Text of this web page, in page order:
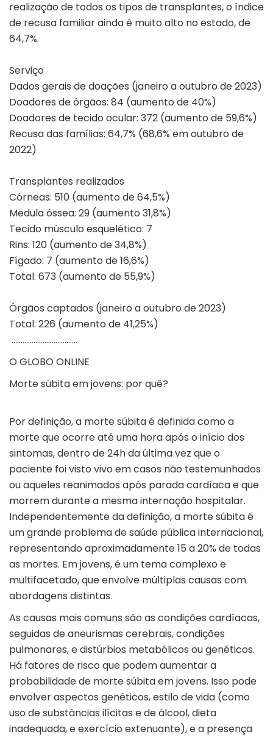
realização de todos os tipos de transplantes, o índice
de recusa familiar ainda é muito alto no estado, de
64,7%.
Serviço
Dados gerais de doações (janeiro a outubro de 2023)
Doadores de órgãos: 84 (aumento de 40%)
Doadores de tecido ocular: 372 (aumento de 59,6%)
Recusa das famílias: 64,7% (68,6% em outubro de
2022)
Transplantes realizados
Córneas: 510 (aumento de 64,5%)
Medula óssea: 29 (aumento 31,8%)
Tecido músculo esquelético: 7
Rins: 120 (aumento de 34,8%)
Fígado: 7 (aumento de 16,6%)
Total: 673 (aumento de 55,9%)
Órgãos captados (janeiro a outubro de 2023)
Total: 226 (aumento de 41,25%)
………………………………
O GLOBO ONLINE
Morte súbita em jovens: por quê?
Por definição, a morte súbita é definida como a
morte que ocorre até uma hora após o início dos
sintomas, dentro de 24h da última vez que o
paciente foi visto vivo em casos não testemunhados
ou aqueles reanimados após parada cardíaca e que
morrem durante a mesma internação hospitalar.
Independentemente da definição, a morte súbita é
um grande problema de saúde pública internacional,
representando aproximadamente 15 a 20% de todas
as mortes. Em jovens, é um tema complexo e
multifacetado, que envolve múltiplas causas com
abordagens distintas.
As causas mais comuns são as condições cardíacas,
seguidas de aneurismas cerebrais, condições
pulmonares, e distúrbios metabólicos ou genéticos.
Há fatores de risco que podem aumentar a
probabilidade de morte súbita em jovens. Isso pode
envolver aspectos genéticos, estilo de vida (como
uso de substâncias ilícitas e de álcool, dieta
inadequada, e exercício extenuante), e a presença